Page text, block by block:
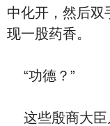
中化开，然后双
现一股药香。
“功德？”
这些殷商大臣